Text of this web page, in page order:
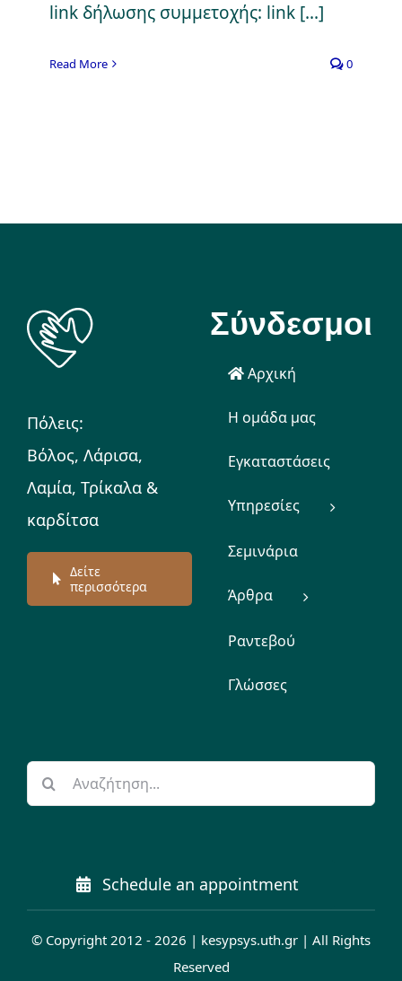
Άρθραlink δήλωσης συμμετοχής: link [...]
Read More 0
Πόλεις:
Βόλος, Λάρισα,
Λαμία, Τρίκαλα &
καρδίτσα
Δείτε
περισσότερα
Σύνδεσμοι
Αρχική
Η ομάδα μας
Εγκαταστάσεις
Υπηρεσίες
Σεμινάρια
Άρθρα
Ραντεβού
Γλώσσες
Αναζήτηση
για:
Schedule an appointment
© Copyright 2012 - 2026 | kesypsys.uth.gr | All Rights
Reserved